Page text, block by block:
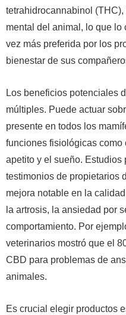
tetrahidrocannabinol
mental del animal, lo que
vez más preferida por los
bienestar de sus
Los beneficios potenciales
múltiples. Puede actuar
presente en todos los
funciones fisiológicas como
apetito y el sueño.
testimonios de propietarios
mejora notable en la
la artrosis, la ansiedad por
comportamiento. Por
veterinarios mostró que el
CBD para problemas de
animales.
Es crucial elegir productos